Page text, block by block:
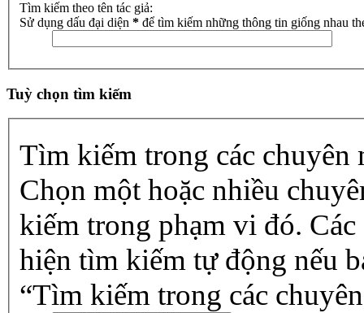
Tìm kiếm theo tên tác giả:
Sử dụng dấu đại diện * để tìm kiếm những thông tin giống nhau
Tuỳ chọn tìm kiếm
Tìm kiếm trong các chuyên
Chọn một hoặc nhiều
kiếm trong phạm vi đó.
hiện tìm kiếm tự động nếu
“Tìm kiếm trong các